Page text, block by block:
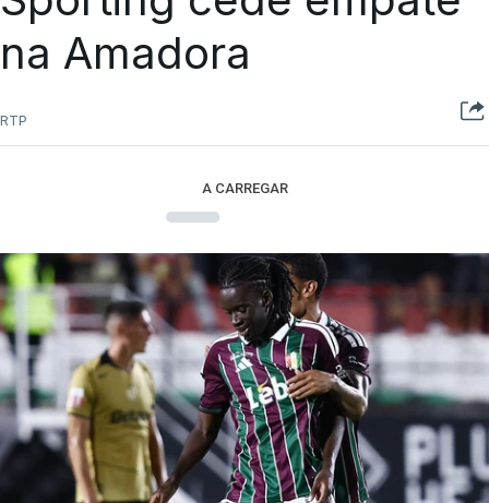
na Amadora
RTP
A CARREGAR